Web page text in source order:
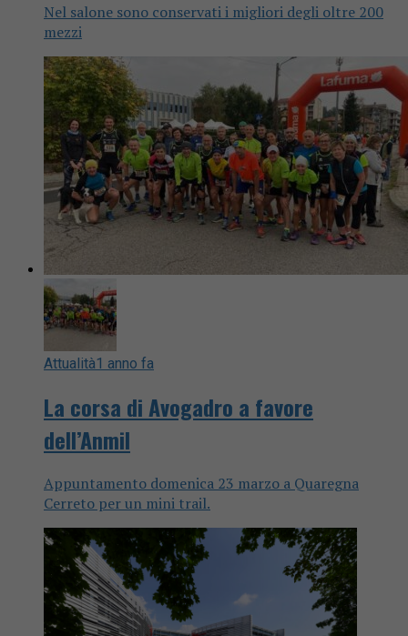
Nel salone sono conservati i migliori degli oltre 200
mezzi
Attualità1 anno fa
La corsa di Avogadro a favore
dell’Anmil
Appuntamento domenica 23 marzo a Quaregna
Cerreto per un mini trail.